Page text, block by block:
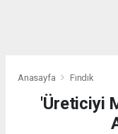
Anasayfa Fındık
'Üreticiyi